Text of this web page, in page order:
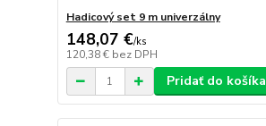
Hadicový set 9 m univerzálny
148,07 €/ks
120,38 € bez DPH
Pridať do košíka